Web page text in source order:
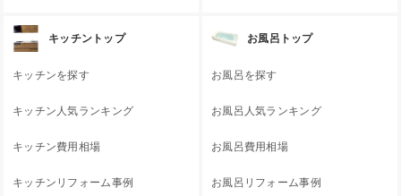
キッチントップ
キッチンを探す
キッチン人気ランキング
キッチン費用相場
キッチンリフォーム事例
お風呂トップ
お風呂を探す
お風呂人気ランキング
お風呂費用相場
お風呂リフォーム事例